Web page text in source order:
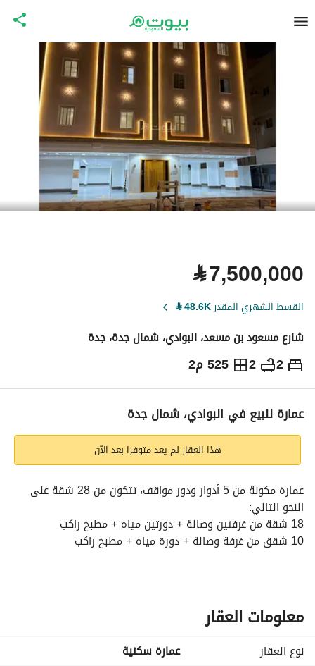
⃁7,500,000
القسط الشهري المقدر48.6K
⃁
شارع مسعود بن مسعد، البوادي، شمال جدة، جدة
2
2 525 م2 ⃁
7,500,000
التفاصيل معلومات ترخيص الإعلان
عمارة للبيع في البوادي، شمال جدة
هذا العقار لم يعد متوفرا بعد الآن
النحو التالي:
18 شقة من غرفتين وصالة + دورتين مياه + مطبخ راكب
10 شقق من غرفة وصالة + دورة مياه + مطبخ راكب
ستة شهور لمدة عشر سنوات
بناء شخصي وجميع الضمانات موجودة
معلومات العقار
نوع العقار
عمارة سكنية